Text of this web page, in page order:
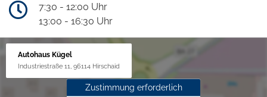
7:30 - 12:00 Uhr
13:00 - 16:30 Uhr
Autohaus Kügel
Industriestraße 11, 96114 Hirschaid
Zustimmung erforderlich